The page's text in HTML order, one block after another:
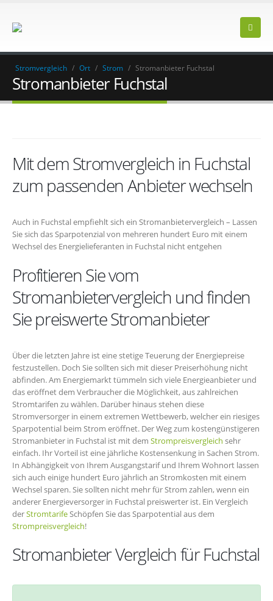
Stromvergleich / Ort / Strom / Stromanbieter Fuchstal
Stromanbieter Fuchstal
Mit dem Stromvergleich in Fuchstal
zum passenden Anbieter wechseln
Auch in Fuchstal empfiehlt sich ein Stromanbietervergleich – Lassen
Sie sich das Sparpotenzial von mehreren hundert Euro mit einem
Wechsel des Energielieferanten in Fuchstal nicht entgehen
Profitieren Sie vom
Stromanbietervergleich und finden
Sie preiswerte Stromanbieter
Über die letzten Jahre ist eine stetige Teuerung der Energiepreise
festzustellen. Doch Sie sollten sich mit dieser Preiserhöhung nicht
abfinden. Am Energiemarkt tümmeln sich viele Energieanbieter und
das eröffnet dem Verbraucher die Möglichkeit, aus zahlreichen
Stromtarifen zu wählen. Darüber hinaus stehen diese
Stromversorger in einem extremen Wettbewerb, welcher ein riesiges
Sparpotential beim Strom eröffnet. Der Weg zum kostengünstigeren
Stromanbieter in Fuchstal ist mit dem Strompreisvergleich sehr
einfach. Ihr Vorteil ist eine jährliche Kostensenkung in Sachen Strom.
In Abhängigkeit von Ihrem Ausgangstarif und Ihrem Wohnort lassen
sich auch einige hundert Euro jährlich an Stromkosten mit einem
Wechsel sparen. Sie sollten nicht mehr für Strom zahlen, wenn ein
anderer Energieversorger in Fuchstal preiswerter ist. Ein Vergleich
derStromtarife Schöpfen Sie das Sparpotential aus dem
Strompreisvergleich!
Stromanbieter Vergleich für Fuchstal